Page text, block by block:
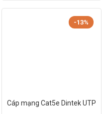
-13%
Cáp mạng Cat5e Dintek UTP